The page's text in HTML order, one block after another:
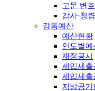
고문 변
감사·청렴
강동예산
예산현황
연도별예
재정공시
세입세출
세입세출
지방공기